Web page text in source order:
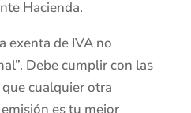
Hacienda.
exenta de IVA no
Debe cumplir con las
cualquier otra